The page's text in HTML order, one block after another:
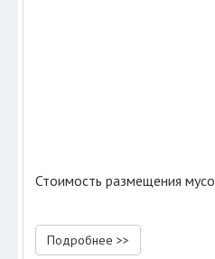
Стоимость размещения
Подробнее >>